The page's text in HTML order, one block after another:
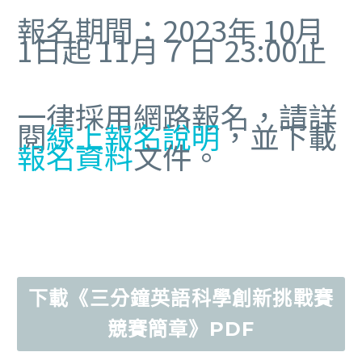
報名期間：2023年 10月
1日起 11月７日 23:00止
一律採用網路報名，請詳
閱線上報名說明，並下載
報名資料文件。
下載《三分鐘英語科學創新挑戰賽
競賽簡章》PDF